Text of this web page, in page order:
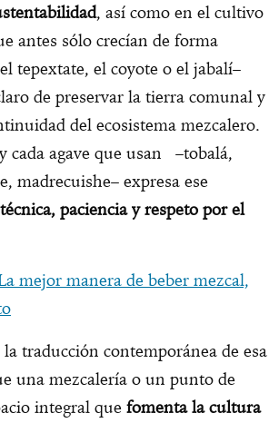
, así como en el cultivo
antes sólo crecían de forma
tepextate, el coyote o el jabalí–
de preservar la tierra comunal y
del ecosistema mezcalero.
cada agave que usan –tobalá,
madrecuishe– expresa ese
técnica, paciencia y respeto por el
mejor manera de beber mezcal,
traducción contemporánea de esa
una mezcalería o un punto de
integral que fomenta la cultura